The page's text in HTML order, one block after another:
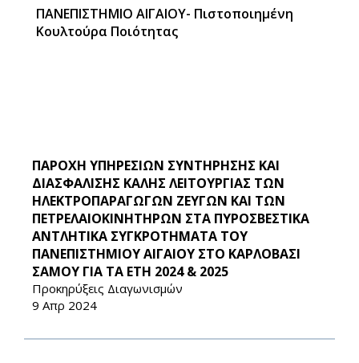
ΠΑΝΕΠΙΣΤΗΜΙΟ ΑΙΓΑΙΟΥ- Πιστοποιημένη
Κουλτούρα Ποιότητας
ΠΑΡΟΧΗ ΥΠΗΡΕΣΙΩΝ ΣΥΝΤΗΡΗΣΗΣ ΚΑΙ
ΔΙΑΣΦΑΛΙΣΗΣ ΚΑΛΗΣ ΛΕΙΤΟΥΡΓΙΑΣ ΤΩΝ
ΗΛΕΚΤΡΟΠΑΡΑΓΩΓΩΝ ΖΕΥΓΩΝ ΚΑΙ ΤΩΝ
ΠΕΤΡΕΛΑΙΟΚΙΝΗΤΗΡΩΝ ΣΤΑ ΠΥΡΟΣΒΕΣΤΙΚΑ
ΑΝΤΛΗΤΙΚΑ ΣΥΓΚΡΟΤΗΜΑΤΑ ΤΟΥ
ΠΑΝΕΠΙΣΤΗΜΙΟΥ ΑΙΓΑΙΟΥ ΣΤΟ ΚΑΡΛΟΒΑΣΙ
ΣΑΜΟΥ ΓΙΑ ΤΑ ΕΤΗ 2024 & 2025
Προκηρύξεις Διαγωνισμών
9 Απρ 2024